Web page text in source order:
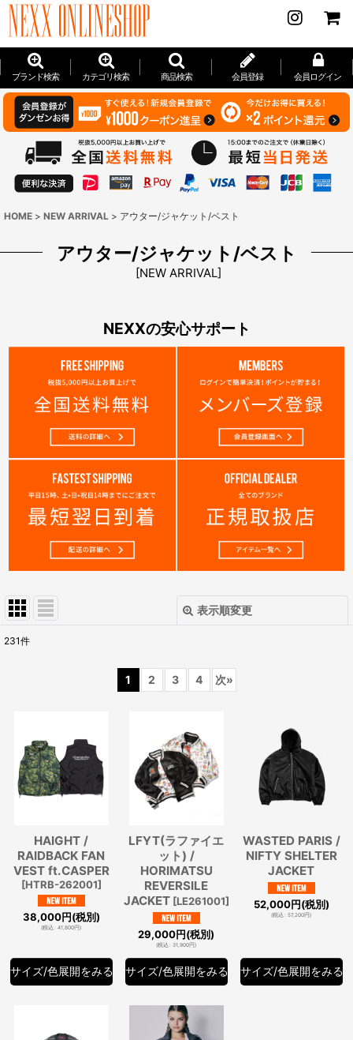
ブランド検索 カテゴリ検索 商品検索 会員登録 会員ログイン
HOME > NEW ARRIVAL > アウター/ジャケット/ベスト
アウター/ジャケット/ベスト
[NEW ARRIVAL]
NEXXの安心サポート
表示順変更
絞り込む
231件
1 2 3 4 次»
HAIGHT /
RAIDBACK FAN
VEST ft.CASPER
[HTRB-262001]
38,000円(税別)
(税込: 41,800円)
サイズ/色展開をみる
LFYT(ラファイエ
ット) /
HORIMATSU
REVERSILE
JACKET [LE261001]
29,000円(税別)
(税込: 31,900円)
サイズ/色展開をみる
WASTED PARIS /
NIFTY SHELTER
JACKET
52,000円(税別)
(税込: 57,200円)
サイズ/色展開をみる